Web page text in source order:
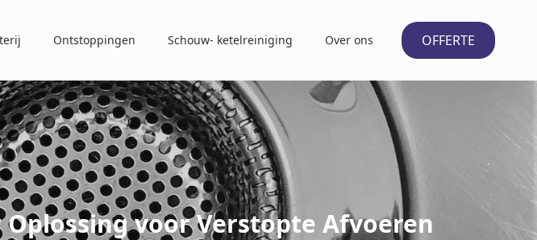
Ontstoppingen Schouw- ketelreiniging Over ons OFFERTE
voor Verstopte Afvoeren